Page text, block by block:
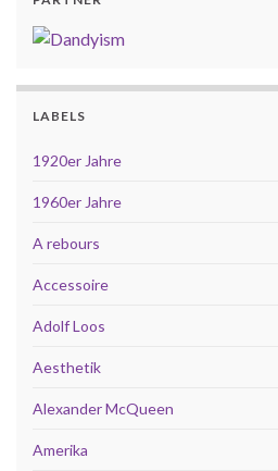
LABELS
1920er Jahre
1960er Jahre
A rebours
Accessoire
Adolf Loos
Aesthetik
Alexander McQueen
Amerika